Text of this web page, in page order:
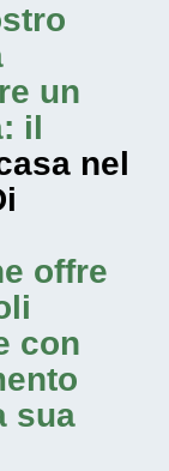
un
il
nel
offre
con
sua